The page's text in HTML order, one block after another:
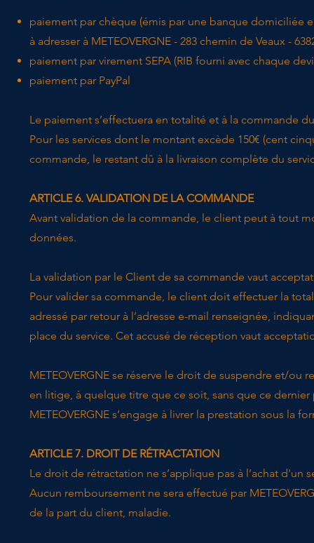
paiement par chèque (émis par une banque domiciliée
à adresser à METEOVERGNE - 283 chemin de Veaux -
paiement par virement SEPA (RIB fourni avec chaque
paiement par PayPal
Le paiement s’effectuera en totalité et à la commande
Pour les services dont le montant excède 150€ (cent
commande, le restant dû à la livraison complète du
ARTICLE 6. VALIDATION DE LA COMMANDE
​Avant validation de la commande, le client peut à tout
données.
La validation par le Client de sa commande vaut
Pour valider sa commande, le client doit effectuer la
adressé par retour à l’adresse e-mail renseignée,
place du service. Cet accusé de réception vaut
METEOVERGNE se réserve le droit de suspendre et/ou
en litige, à quelque titre que ce soit, sans que ce
METEOVERGNE s’engage à livrer la prestation sous la
ARTICLE 7. DROIT DE RÉTRACTATION
​Le droit de rétractation ne s’applique pas à l’achat d'un
Aucun remboursement ne sera effectué par
de la part du client, maladie.